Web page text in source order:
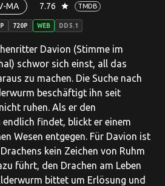
MA 7.76 star TMDB
720P WEB DD5.1
Davion (Stimme im
schwor sich einst, all das
zu machen. Die Suche nach
beschäftigt ihn seit
ruhen. Als er den
endlich findet, blickt er einem
Wesen entgegen. Für Davion ist
kein Zeichen von Ruhm
führt, den Drachen am Leben
bittet um Erlösung und